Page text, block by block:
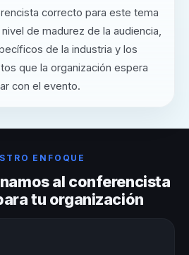
correcto para este tema
de madurez de la audiencia,
de la industria y los
que la organización espera
con el evento.
ENFOQUE
al conferencista
tu organización